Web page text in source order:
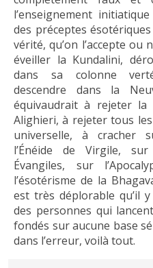
l’enseignement
des préceptes
vérité, qu’on l’accepte
éveiller la Kundalini,
dans sa colonne
descendre dans la
équivaudrait à rejeter la
Alighieri, à rejeter tous
universelle, à cracher
l’Énéide de Virgile,
Évangiles, sur
l’ésotérisme de la
est très déplorable qu’il
des personnes qui
fondés sur aucune base
dans l’erreur, voilà tout.